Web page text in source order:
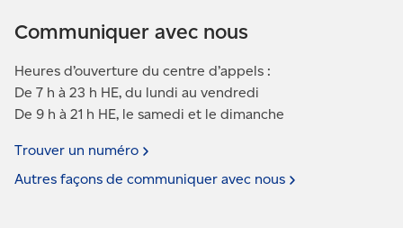
Communiquer avec nous
Heures d’ouverture du centre d’appels :
De 7 h à 23 h HE, du lundi au vendredi
De 9 h à 21 h HE, le samedi et le dimanche
Trouver un numéro
Autres façons de communiquer avec nous